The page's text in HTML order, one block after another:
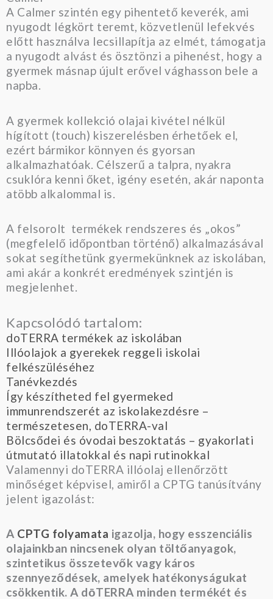
A Calmer szintén egy pihentető keverék, ami
nyugodt légkört teremt, közvetlenül lefekvés
előtt használva lecsillapítja az elmét, támogatja
a nyugodt alvást és ösztönzi a pihenést, hogy a
gyermek másnap újult erővel vághasson bele a
napba.
A gyermek kollekció olajai kivétel nélkül
hígított (touch) kiszerelésben érhetőek el,
ezért bármikor könnyen és gyorsan
alkalmazhatóak. Célszerű a talpra, nyakra
csuklóra kenni őket, igény esetén, akár naponta
atöbb alkalommal is.
A felsorolt termékek rendszeres és „okos”
(megfelelő időpontban történő) alkalmazásával
sokat segíthetünk gyermekünknek az iskolában,
ami akár a konkrét eredmények szintjén is
megjelenhet.
Kapcsolódó tartalom:
doTERRA termékek az iskolában
Illóolajok a gyerekek reggeli iskolai
felkészüléséhez
Tanévkezdés
Így készítheted fel gyermeked
immunrendszerét az iskolakezdésre –
természetesen, doTERRA-val
Bölcsődei és óvodai beszoktatás – gyakorlati
útmutató illatokkal és napi rutinokkal
Valamennyi doTERRA illóolaj ellenőrzött
minőséget képvisel, amiről a CPTG tanúsítvány
jelent igazolást:
A CPTG folyamata igazolja, hogy esszenciális
olajainkban nincsenek olyan töltőanyagok,
szintetikus összetevők vagy káros
szennyeződések, amelyek hatékonyságukat
csökkentik. A dōTERRA minden termékét és